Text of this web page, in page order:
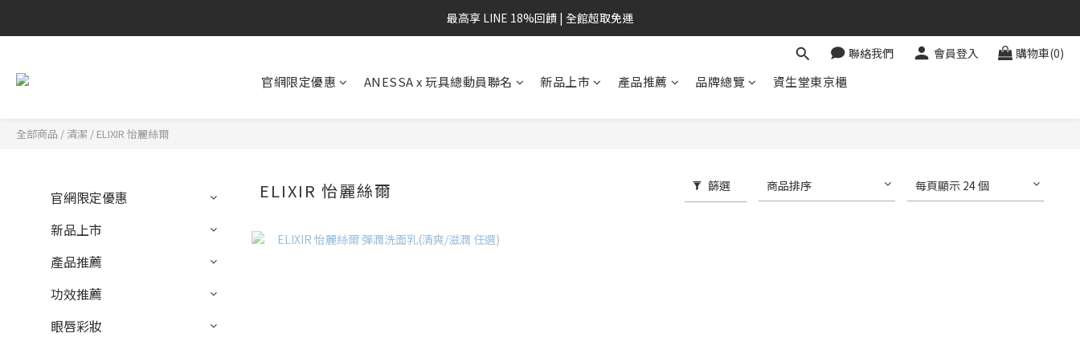
最高享 LINE 18%回饋 | 全館超取免運
聯絡我們 會員登入 購物車(0)
官網限定優惠 ANESSA x 玩具總動員聯名 新品上市 產品推薦 品牌總覽 資生堂東京櫃
全部商品 / 清潔 / ELIXIR 怡麗絲爾
官網限定優惠
新品上市
產品推薦
功效推薦
眼唇彩妝
ELIXIR 怡麗絲爾 篩選 商品排序 每頁顯示 24 個